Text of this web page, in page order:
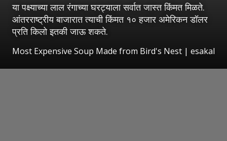
या पक्ष्याच्या लाल रंगाच्या घरट्याला सर्वात जास्त किंमत मिळते.
आंतरराष्ट्रीय बाजारात त्याची किंमत १० हजार अमेरिकन डॉलर
प्रति किलो इतकी जाऊ शकते.
Most Expensive Soup Made from Bird's Nest | esakal